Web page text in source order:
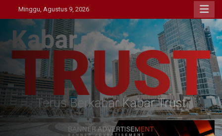
to
content
Minggu, Agustus 9, 2026
Kabar Trust
Terus Berkabar Kabar Trust